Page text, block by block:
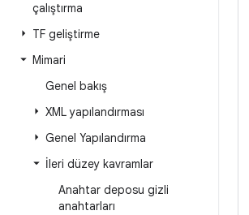
çalıştırma
TF geliştirme
Mimari
Genel bakış
XML yapılandırması
Genel Yapılandırma
İleri düzey kavramlar
Anahtar deposu gizli
anahtarları